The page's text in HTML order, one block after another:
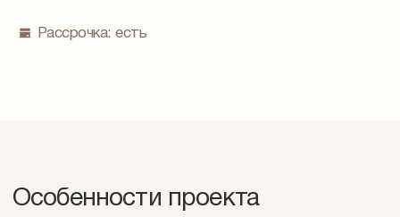
Рассрочка:есть
Особенности проекта